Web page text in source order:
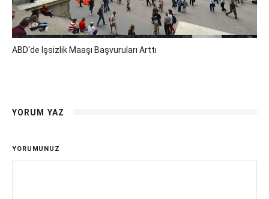
ABD'de Işsizlik Maaşı Başvuruları Arttı
YORUM YAZ
YORUMUNUZ